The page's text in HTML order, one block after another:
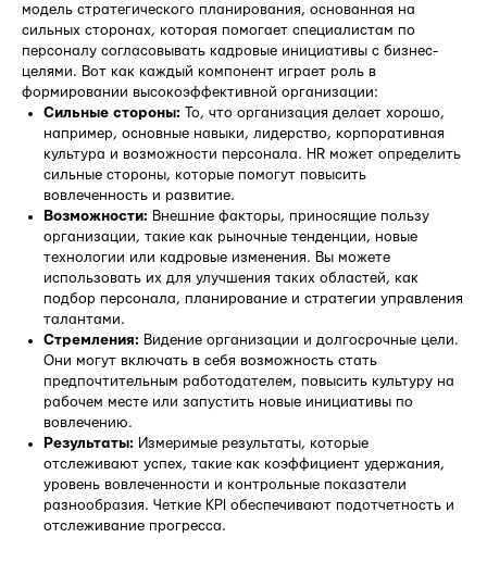
модель стратегического планирования, основанная на
сильных сторонах, которая помогает специалистам по
персоналу согласовывать кадровые инициативы с бизнес-
целями. Вот как каждый компонент играет роль в
формировании высокоэффективной организации:
Сильные стороны: То, что организация делает хорошо,
например, основные навыки, лидерство, корпоративная
культура и возможности персонала. HR может определить
сильные стороны, которые помогут повысить
вовлеченность и развитие.
Возможности: Внешние факторы, приносящие пользу
организации, такие как рыночные тенденции, новые
технологии или кадровые изменения. Вы можете
использовать их для улучшения таких областей, как
подбор персонала, планирование и стратегии управления
талантами.
Стремления: Видение организации и долгосрочные цели.
Они могут включать в себя возможность стать
предпочтительным работодателем, повысить культуру на
рабочем месте или запустить новые инициативы по
вовлечению.
Результаты: Измеримые результаты, которые
отслеживают успех, такие как коэффициент удержания,
уровень вовлеченности и контрольные показатели
разнообразия. Четкие KPI обеспечивают подотчетность и
отслеживание прогресса.